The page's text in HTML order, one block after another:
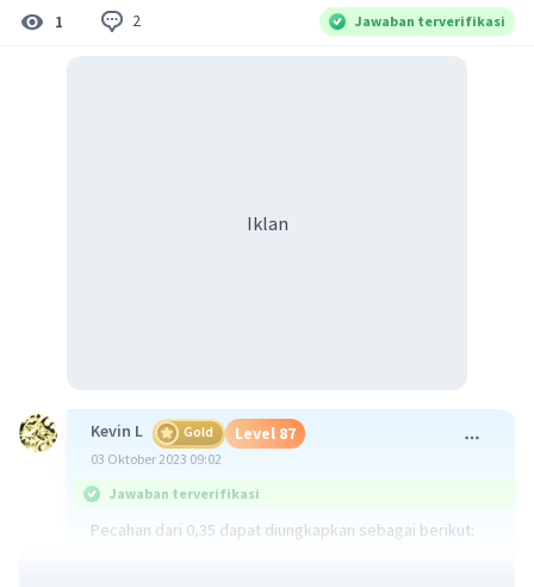
1 2 Jawaban terverifikasi
Iklan
Kevin L Gold Level 87
03 Oktober 2023 09:02
Jawaban terverifikasi
Pecahan dari 0,35 dapat diungkapkan sebagai berikut: